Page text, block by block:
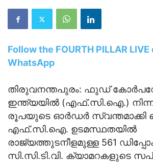
Follow the FOURTH PILLAR
WhatsApp
തിരുവനന്തപുരം: ഫുഡ്
ഇന്ത്യയില്‍ (എഫ്.സി.ഐ.) നിന്ന്
രൂപയുടെ ഓര്‍ഡര്‍ സ്വന്തമാക്കി
എഫ്.സി.ഐ. ഉടമസ്ഥതയില്‍
രാജ്യത്തുടനീളമുള്ള 561
സി.സി.ടി.വി. ക്യാമറകളുടെ